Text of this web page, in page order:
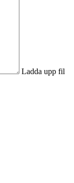
Ladda upp fil